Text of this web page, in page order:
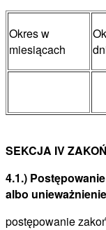
Okres w
miesiącach
SEKCJA IV
4.1.)
albo
postępowanie